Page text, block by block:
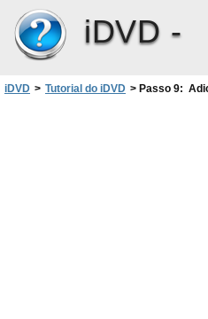
iDVD -
iDVD > Tutorial do iDVD > Passo 9: